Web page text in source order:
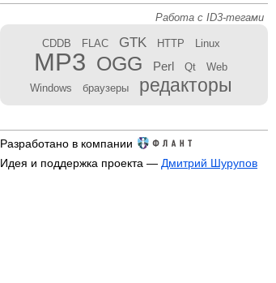
Работа с ID3-тегами
CDDB FLAC GTK HTTP Linux
MP3 OGG Perl Qt
Web
Windows
браузеры редакторы
Разработано в компании
Идея и поддержка проекта — Дмитрий Шурупов